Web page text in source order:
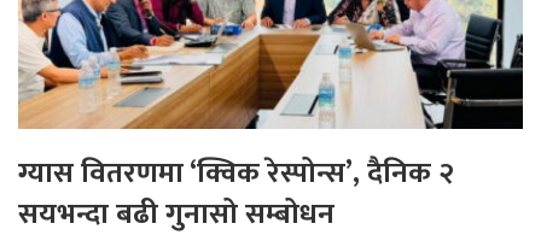
ग्यास वितरणमा ‘क्विक रेस्पोन्स’, दैनिक २
सयभन्दा बढी गुनासो सम्बोधन